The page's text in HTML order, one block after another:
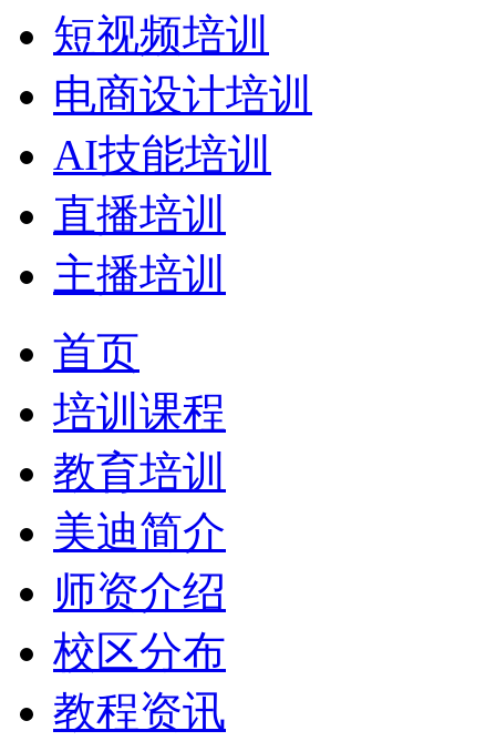
短视频培训
电商设计培训
AI技能培训
直播培训
主播培训
首页
培训课程
教育培训
美迪简介
师资介绍
校区分布
教程资讯